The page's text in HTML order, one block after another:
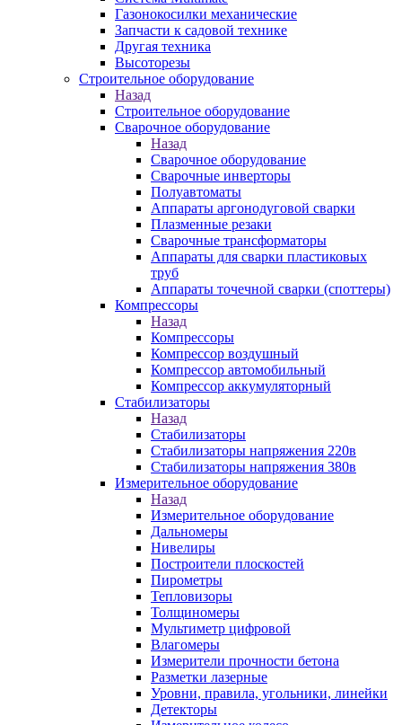
Газонокосилки механические
Запчасти к садовой технике
Другая техника
Высоторезы
Строительное оборудование
Назад
Строительное оборудование
Сварочное оборудование
Назад
Сварочное оборудование
Сварочные инверторы
Полуавтоматы
Аппараты аргонодуговой сварки
Плазменные резаки
Сварочные трансформаторы
Аппараты для сварки пластиковых
труб
Аппараты точечной сварки (споттеры)
Компрессоры
Назад
Компрессоры
Компрессор воздушный
Компрессор автомобильный
Компрессор аккумуляторный
Стабилизаторы
Назад
Стабилизаторы
Стабилизаторы напряжения 220в
Стабилизаторы напряжения 380в
Измерительное оборудование
Назад
Измерительное оборудование
Дальномеры
Нивелиры
Построители плоскостей
Пирометры
Тепловизоры
Толщиномеры
Мультиметр цифровой
Влагомеры
Измерители прочности бетона
Разметки лазерные
Уровни, правила, угольники, линейки
Детекторы